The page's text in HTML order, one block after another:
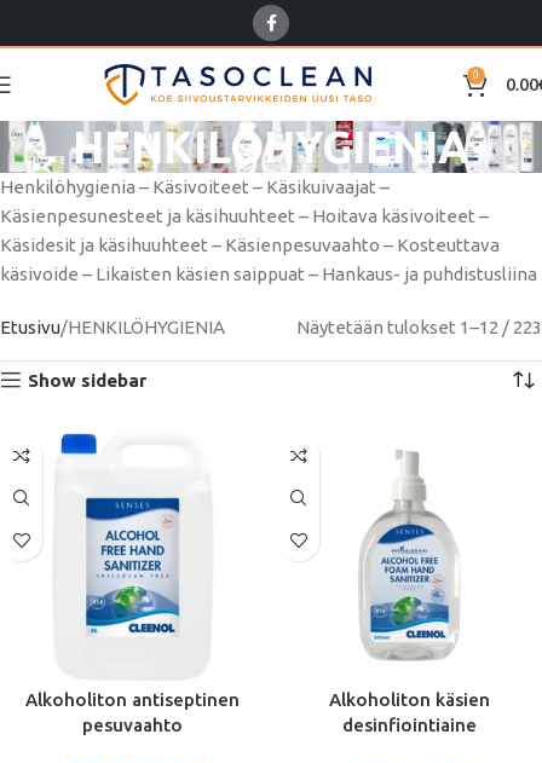
0 0.00
HENKILÖHYGIENIA
Henkilöhygienia – Käsivoiteet – Käsikuivaajat –
Käsienpesunesteet ja käsihuuhteet – Hoitava käsivoiteet –
Käsidesit ja käsihuuhteet – Käsienpesuvaahto – Kosteuttava
käsivoide – Likaisten käsien saippuat – Hankaus- ja puhdistusliina
Etusivu HENKILÖHYGIENIA Näytetään tulokset 1–12 / 223
Show sidebar
Alkoholiton antiseptinen
pesuvaahto
Alkoholiton käsien
desinfiointiaine